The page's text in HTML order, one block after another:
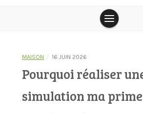
MAISON / 16 JUIN 2026
Pourquoi réaliser
simulation ma